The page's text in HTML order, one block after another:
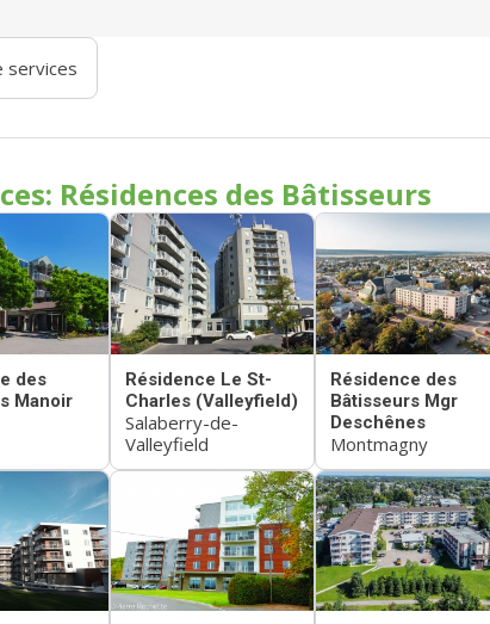
services
Résidences des Bâtisseurs
des
Manoir
Résidence Le St-
Charles (Valleyfield)
Salaberry-de-
Valleyfield
Résidence des
Bâtisseurs Mgr
Deschênes
Montmagny